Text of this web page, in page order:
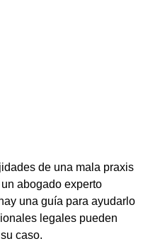
de una mala praxis
abogado experto
una guía para ayudarlo
legales pueden
caso.